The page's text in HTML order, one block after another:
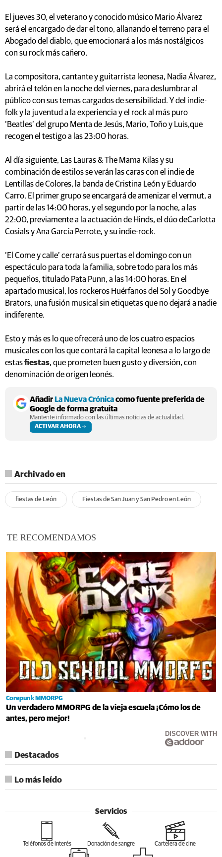
El jueves 30, el veterano y conocido músico Mario Álvarez
será el encargado de dar el tono, allanando el terreno para el
Abogado del diablo, que emocionará a los más nostálgicos
con su rock más cañero.
La compositora, cantante y guitarrista leonesa, Nadia Álvarez,
abrirá el telón en la noche del viernes, para deslumbrar al
público con sus temas cargados de sensibilidad. Y del indie-
folk y la juventud a la experiencia y el rock al más puro
‘Beatles’ del grupo Menta de Jesús, Mario, Toño y Luis,que
recogen el testigo a las 23:00 horas.
Al día siguiente, Las Lauras & The Mama Kilas y su
combinación de estilos se verán las caras con el indie de
Lentillas de Colores, la banda de Cristina León y Eduardo
Carro. El primer grupo se encargará de amenizar el vermut, a
partir de las 14:00 horas, y el segundo por la noche, a las
22:00, previamente a la actuación de Hinds, el dúo deCarlotta
Cosials y Ana García Perrote, y su indie-rock.
‘El Come y calle’ cerrará sus puertas el domingo con un
espectáculo para toda la familia, sobre todo para los más
pequeños, titulado Pata Punn, a las 14:00 horas. En el
apartado musical, los rockeros Huérfanos del Sol y Goodbye
Brators, una fusión musical sin etiquetas que no dejará a nadie
indiferente.
Esto y más es lo que ofrecerá uno de los cuatro espacios
musicales con los que contará la capital leonesa a lo largo de
estasfiestas, que prometen buen gusto y diversión, con
denominación de origen leonés.
AñadirLa Nueva Crónicacomo fuente preferida de
Google de forma gratuita
Mantente informado con las últimas noticias de actualidad.
ACTIVAR AHORA
Archivado en
fiestas de León Fiestas de San Juan y San Pedro en León
TE RECOMENDAMOS
Corepunk MMORPG
Un verdadero MMORPG de la vieja escuela ¡Cómo los de
antes, pero mejor!
DISCOVER WITH
Destacados
Lo más leído
Servicios
Teléfonos de interés Donación de sangre Cartelera de cine